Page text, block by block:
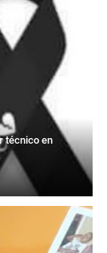
técnico en